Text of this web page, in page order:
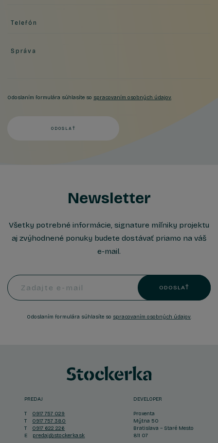
Telefón
Správa
Odoslaním formulára súhlasíte so spracovaním osobných údajov.
ODOSLAŤ
Newsletter
Všetky potrebné informácie, signature míľniky projektu
aj zvýhodnené ponuky budete dostávať priamo na váš
e-mail.
Zadajte e-mail ODOSLAŤ
Odoslaním formulára súhlasíte so spracovaním osobných údajov.
PREDAJ
T
0917 757 029
T
0917 757 380
T
0917 622 226
E
predaj@stockerka.sk
DEVELOPER
Proxenta
Mýtna 50
Bratislava – Staré Mesto
811 07